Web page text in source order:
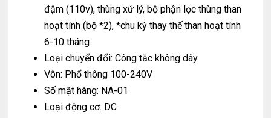
đậm (110v), thùng xử lý, bộ phận lọc thùng than
hoạt tính (bộ *2), *chu kỳ thay thế than hoạt tính
6-10 tháng
Loại chuyển đổi: Công tắc không dây
Vôn: Phổ thông 100-240V
Số mặt hàng: NA-01
Loại động cơ: DC